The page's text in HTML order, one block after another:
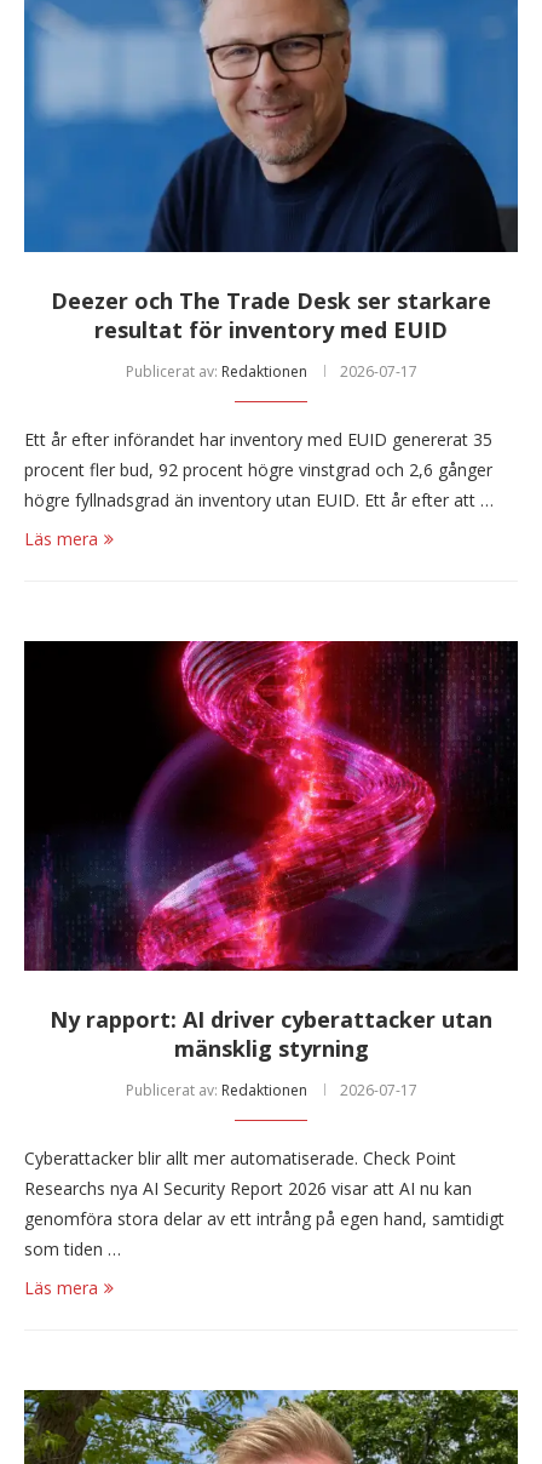
Deezer och The Trade Desk ser starkare
resultat för inventory med EUID
Publicerat av: Redaktionen 2026-07-17
Ett år efter införandet har inventory med EUID genererat 35
procent fler bud, 92 procent högre vinstgrad och 2,6 gånger
högre fyllnadsgrad än inventory utan EUID. Ett år efter att …
Läs mera
Ny rapport: AI driver cyberattacker utan
mänsklig styrning
Publicerat av: Redaktionen 2026-07-17
Cyberattacker blir allt mer automatiserade. Check Point
Researchs nya AI Security Report 2026 visar att AI nu kan
genomföra stora delar av ett intrång på egen hand, samtidigt
som tiden …
Läs mera